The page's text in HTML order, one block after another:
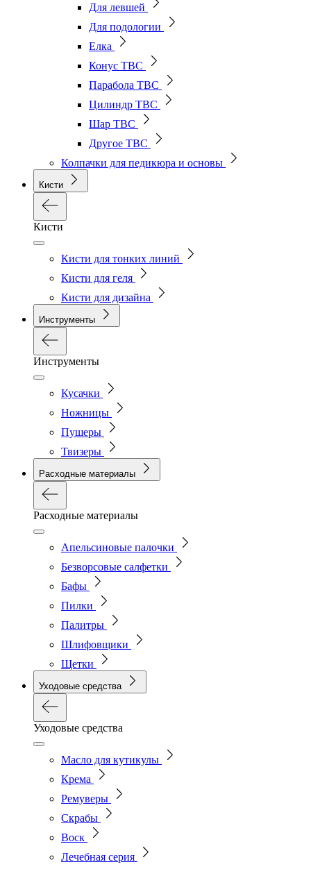
Для левшей
Для подологии
Елка
Конус ТВС
Парабола ТВС
Цилиндр ТВС
Шар ТВС
Другое ТВС
Колпачки для педикюра и основы
Кисти
Кисти
Кисти для тонких линий
Кисти для геля
Кисти для дизайна
Инструменты
Инструменты
Кусачки
Ножницы
Пушеры
Твизеры
Расходные материалы
Расходные материалы
Апельсиновые палочки
Безворсовые салфетки
Бафы
Пилки
Палитры
Шлифовщики
Щетки
Уходовые средства
Уходовые средства
Масло для кутикулы
Крема
Ремуверы
Скрабы
Воск
Лечебная серия